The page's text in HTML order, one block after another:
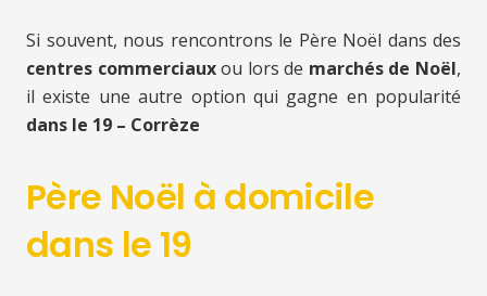
Si souvent, nous rencontrons le Père Noël dans des
centres commerciauxou lors de marchés de Noël,
il existe une autre option qui gagne en popularité
dans le 19 – Corrèze
Père Noël à domicile
dans le 19